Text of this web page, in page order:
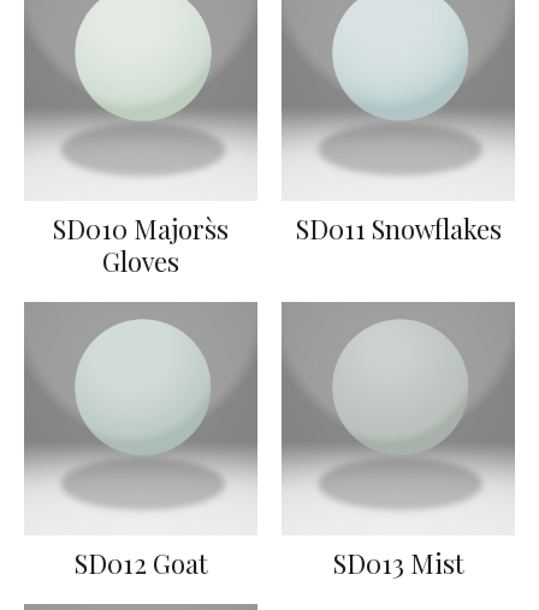
SD010 Majors`s
Gloves
SD011 Snowflakes
SD012 Goat SD013 Mist